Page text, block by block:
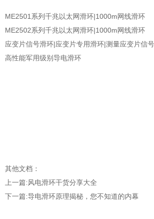
ME2501系列千兆以太网滑环|1000m网线滑环
ME2502系列千兆以太网滑环|1000m网线滑环
应变片信号滑环|应变片专用滑环|测量应变片信
高性能军用级别导电滑环
其他文档：
上一篇:风电滑环干货分享大全
下一篇:导电滑环原理揭秘，您不知道的内幕